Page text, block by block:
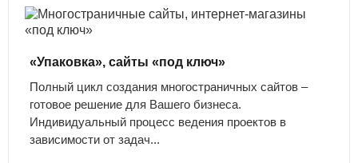
«Упаковка», сайты «под ключ»
Полный цикл создания многостраничных сайтов –
готовое решение для Вашего бизнеса.
Индивидуальный процесс ведения проектов в
зависимости от задач...